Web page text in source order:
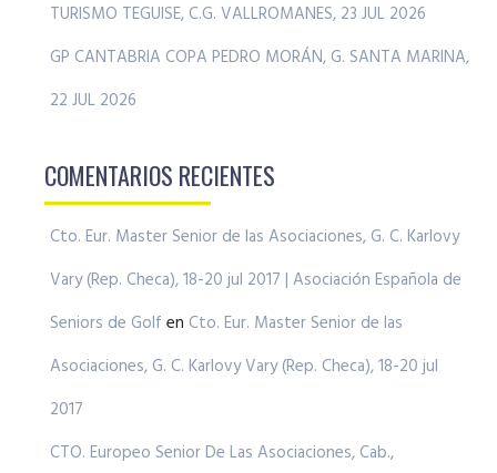
TURISMO TEGUISE, C.G. VALLROMANES, 23 JUL 2026
GP CANTABRIA COPA PEDRO MORÁN, G. SANTA MARINA,
22 JUL 2026
COMENTARIOS RECIENTES
Cto. Eur. Master Senior de las Asociaciones, G. C. Karlovy
Vary (Rep. Checa), 18-20 jul 2017 | Asociación Española de
Seniors de Golf en Cto. Eur. Master Senior de las
Asociaciones, G. C. Karlovy Vary (Rep. Checa), 18-20 jul
2017
CTO. Europeo Senior De Las Asociaciones, Cab.,